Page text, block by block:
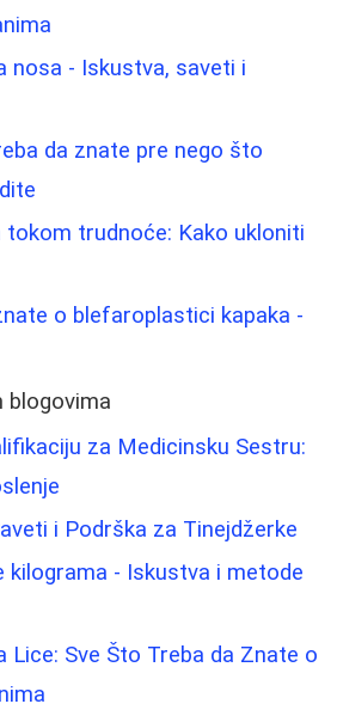
nosa - Iskustva, saveti i
da znate pre nego što
tokom trudnoće: Kako ukloniti
o blefaroplastici kapaka -
blogovima
za Medicinsku Sestru:
i Podrška za Tinejdžerke
kilograma - Iskustva i metode
Lice: Sve Što Treba da Znate o